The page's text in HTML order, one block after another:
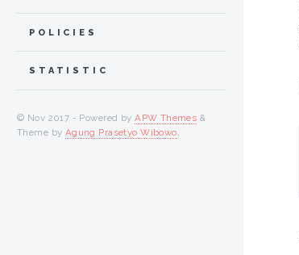
POLICIES
STATISTIC
© Nov 2017 - Powered byAPW Themes &
Theme by Agung Prasetyo Wibowo.